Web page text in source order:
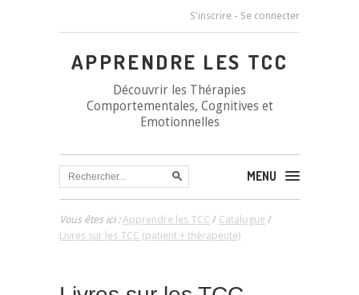
S'inscrire - Se connecter
APPRENDRE LES TCC
Découvrir les Thérapies
Comportementales, Cognitives et
Emotionnelles
MENU
Vous êtes ici :Apprendre les TCC / Catalogue /
Livres sur les TCC (patient + thérapeute)